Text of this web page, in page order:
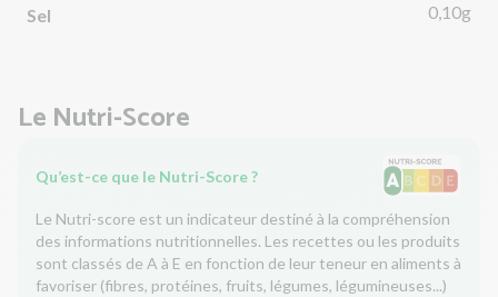
Sel 0,10g
Le Nutri-Score
Qu’est-ce que le Nutri-Score ?
Le Nutri-score est un indicateur destiné à la compréhension
des informations nutritionnelles. Les recettes ou les produits
sont classés de A à E en fonction de leur teneur en aliments à
favoriser (fibres, protéines, fruits, légumes, légumineuses...)